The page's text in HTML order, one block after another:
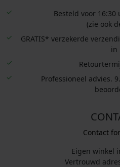
Besteld voor
(zie ook
GRATIS* verzekerde
in
Professioneel advies.
Contact
Eigen winkel
Vertrouwd